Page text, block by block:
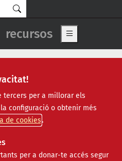
tercers per a millorar els
configuració o obtenir més
de cookies
per a donar-te accés segur
principal de
recursos Show main